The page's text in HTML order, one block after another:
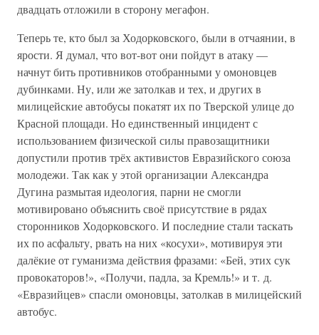
двадцать отложили в сторону мегафон.
Теперь те, кто был за Ходорковского, были в отчаянии, в
ярости. Я думал, что вот-вот они пойдут в атаку —
начнут бить противников отобранными у омоновцев
дубинками. Ну, или же затолкав и тех, и других в
милицейские автобусы покатят их по Тверской улице до
Красной площади. Но единственный инцидент с
использованием физической силы правозащитники
допустили против трёх активистов Евразийского союза
молодежи. Так как у этой организации Александра
Дугина размытая идеология, парни не смогли
мотивировано объяснить своё присутствие в рядах
сторонников Ходорковского. И последние стали таскать
их по асфальту, рвать на них «косухи», мотивируя эти
далёкие от гуманизма действия фразами: «Бей, этих сук
провокаторов!», «Получи, падла, за Кремль!» и т. д.
«Евразийцев» спасли омоновцы, затолкав в милицейский
автобус.